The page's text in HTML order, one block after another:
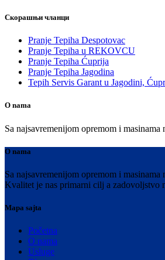
Скорашњи чланци
Pranje Tepiha Despotovac
Pranje Tepiha u REKOVCU
Pranje Tepiha Ćuprija
Pranje Tepiha Jagodina
Tepih Servis Garant u Jagodini,
O nama
Sa najsavremenijom opremom i
O nama
Sa najsavremenijom opremom i
Kvalitet je nas primarni cilj a zadovoljstvo
Mapa sajta
Početna
O nama
Usluge